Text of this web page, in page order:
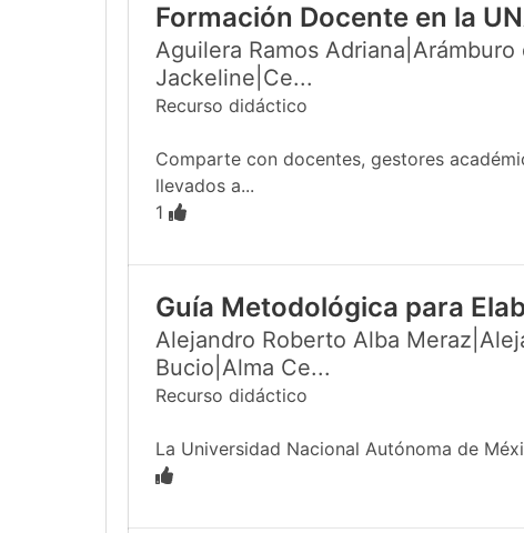
Formación Docente en la
Aguilera Ramos
Jackeline|Ce...
Recurso didáctico
Comparte con docentes, gestores
llevados a...
1
Guía Metodológica para
Alejandro Roberto Alba
Bucio|Alma Ce...
Recurso didáctico
La Universidad Nacional Autónoma de